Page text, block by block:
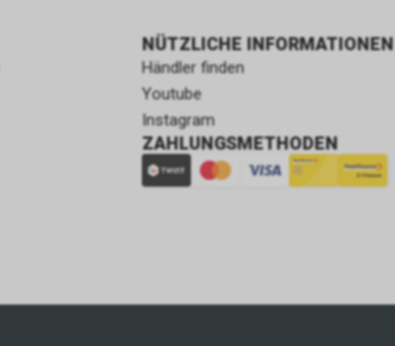
NÜTZLICHE INFORMATIONEN
Händler finden
Youtube
Instagram
ZAHLUNGSMETHODEN